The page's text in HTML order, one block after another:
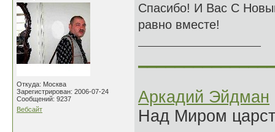
Откуда: Москва
Зарегистрирован: 2006-07-24
Сообщений: 9237
Вебсайт
Спасибо! И Вас С
равно вместе!
Аркадий Эйдман
Над Миром